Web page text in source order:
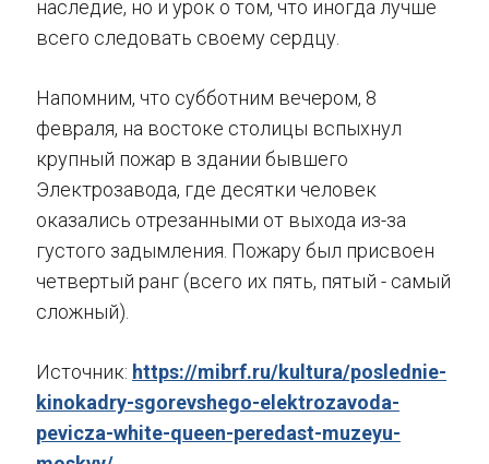
наследие, но и урок о том, что иногда лучше
всего следовать своему сердцу.
Напомним, что субботним вечером, 8
февраля, на востоке столицы вспыхнул
крупный пожар в здании бывшего
Электрозавода, где десятки человек
оказались отрезанными от выхода из-за
густого задымления. Пожару был присвоен
четвертый ранг (всего их пять, пятый - самый
сложный).
Источник: https://mibrf.ru/kultura/poslednie-
kinokadry-sgorevshego-elektrozavoda-
pevicza-white-queen-peredast-muzeyu-